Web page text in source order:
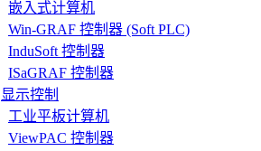
嵌入式计算机
Win-GRAF 控制器 (Soft PLC)
InduSoft 控制器
ISaGRAF 控制器
显示控制
工业平板计算机
ViewPAC 控制器